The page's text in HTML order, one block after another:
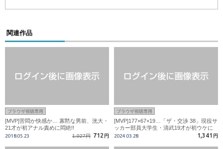
関連作品
ブラウザ視聴専用
[MVP]苦悶か快感か… 寡黙な男前、洸大・
21才が初アナル責めに悶絶!!
2018.05.23 1,027円 712 円
ブラウザ視聴専用
[MVP]177×67×19…「ザ・交渉 38」現役サ
ッカー部員大学生・清武19才が初ウケに
挑戦!
2024.03.28 1,341 円